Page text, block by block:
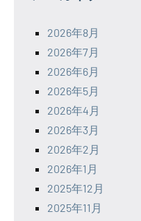
2026年8月
2026年7月
2026年6月
2026年5月
2026年4月
2026年3月
2026年2月
2026年1月
2025年12月
2025年11月